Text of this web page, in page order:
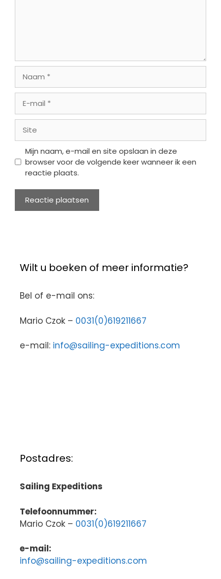
mail
Mijn naam, e-mail en site opslaan in deze
browser voor de volgende keer wanneer ik een
reactie plaats.
Wilt u boeken of meer informatie?
Bel of e-mail ons:
Mario Czok – 0031(0)619211667
e-mail: info@sailing-expeditions.com
Postadres:
Sailing Expeditions
Telefoonnummer:
Mario Czok – 0031(0)619211667
e-mail:
info@sailing-expeditions.com